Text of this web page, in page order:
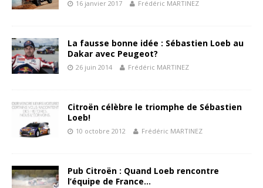
16 janvier 2017 Frédéric MARTINEZ
La fausse bonne idée : Sébastien Loeb au
Dakar avec Peugeot?
26 juin 2014 Frédéric MARTINEZ
Citroën célèbre le triomphe de Sébastien
Loeb!
10 octobre 2012 Frédéric MARTINEZ
Pub Citroën : Quand Loeb rencontre
l’équipe de France…